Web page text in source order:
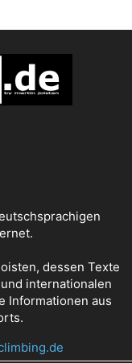
dessen Texte
internationalen
Informationen aus